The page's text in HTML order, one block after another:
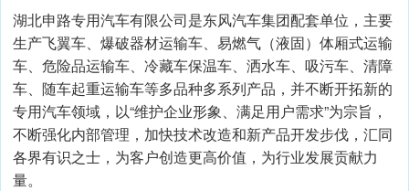
湖北申路专用汽车有限公司是东风汽车集团配套单位，主要
生产飞翼车、爆破器材运输车、易燃气（液固）体厢式运输
车、危险品运输车、冷藏车保温车、洒水车、吸污车、清障
车、随车起重运输车等多品种多系列产品，并不断开拓新的
专用汽车领域，以“维护企业形象、满足用户需求”为宗旨，
不断强化内部管理，加快技术改造和新产品开发步伐，汇同
各界有识之士，为客户创造更高价值，为行业发展贡献力
量。